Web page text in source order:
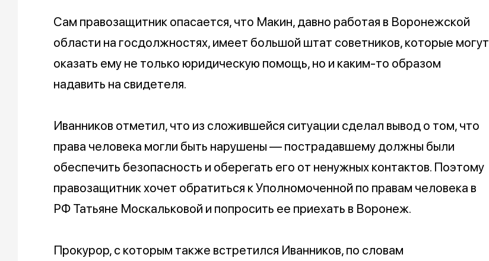
Сам правозащитник опасается, что Макин, давно работая в Воронежской
области на госдолжностях, имеет большой штат советников, которые могут
оказать ему не только юридическую помощь, но и каким-то образом
надавить на свидетеля.
Иванников отметил, что из сложившейся ситуации сделал вывод о том, что
права человека могли быть нарушены — пострадавшему должны были
обеспечить безопасность и оберегать его от ненужных контактов. Поэтому
правозащитник хочет обратиться к Уполномоченной по правам человека в
РФ Татьяне Москальковой и попросить ее приехать в Воронеж.
Прокурор, с которым также встретился Иванников, по словам